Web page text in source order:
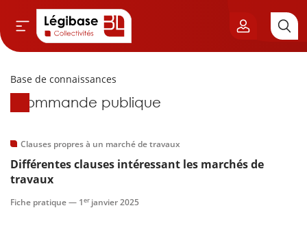
& Cimetières
& Élu local
Finances locales
publique
Base de connaissances
Base de connaissances
Commande publique
Clauses propres à un marché de travaux
Différentes clauses intéressant les marchés de
travaux
Fiche pratique — 1er janvier 2025